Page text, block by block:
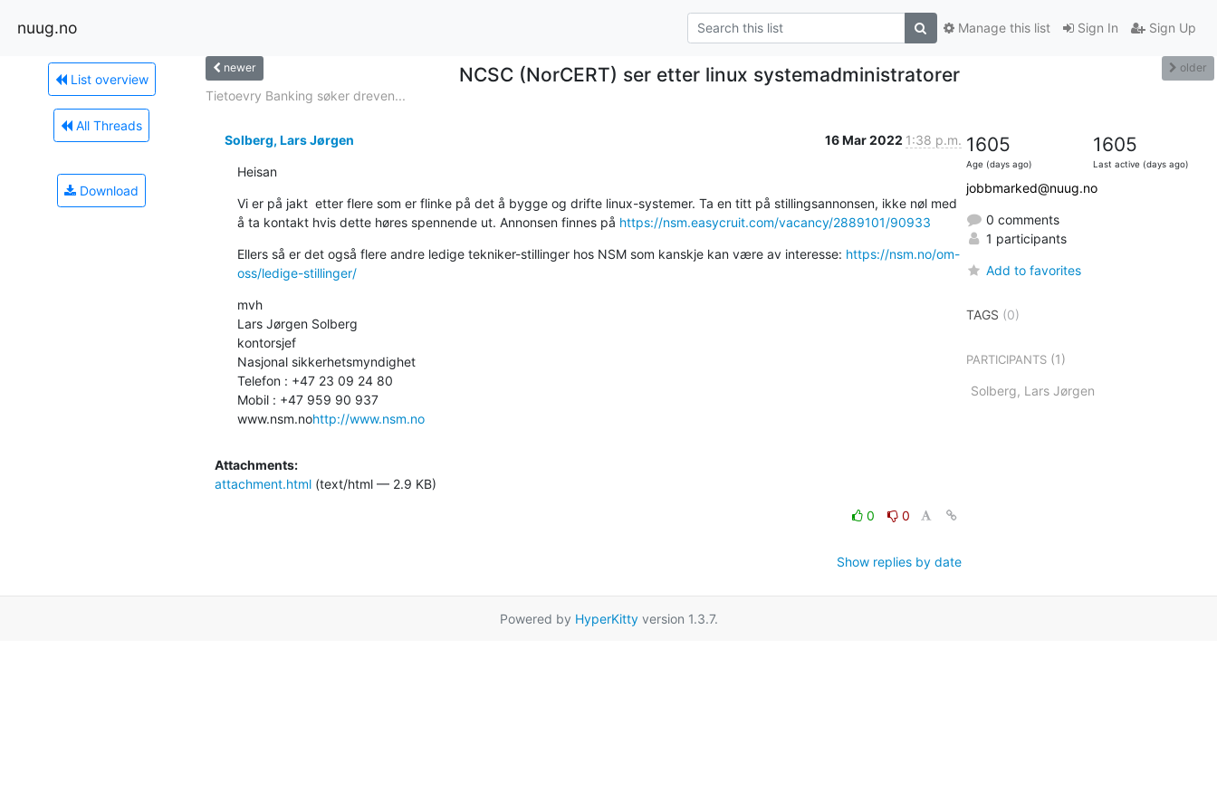
nuug.no Sign In Sign Up
Manage this list
List overview
All Threads
Download
newer NCSC (NorCERT) ser etter linux systemadministratorer older
Tietoevry Banking søker dreven...
Solberg, Lars Jørgen 16 Mar 2022 1:38 p.m.
Heisan
Vi er på jakt  etter flere som er flinke på det å bygge og drifte linux-systemer. Ta en titt på stillingsannonsen, ikke nøl med
å ta kontakt hvis dette høres spennende ut. Annonsen finnes på https://nsm.easycruit.com/vacancy/2889101/90933
Ellers så er det også flere andre ledige tekniker-stillinger hos NSM som kanskje kan være av interesse: https://nsm.no/om-
oss/ledige-stillinger/
mvh
Lars Jørgen Solberg
kontorsjef
Nasjonal sikkerhetsmyndighet
Telefon : +47 23 09 24 80
Mobil : +47 959 90 937
www.nsm.nohttp://www.nsm.no
Attachments:
attachment.html(text/html — 2.9 KB)
0 0
Show replies by date
1605
Age (days ago)
1605
Last active (days ago)
jobbmarked@nuug.no
0 comments
1 participants
Add to favorites
TAGS (0)
PARTICIPANTS(1)
Solberg, Lars Jørgen
Powered by HyperKittyversion 1.3.7.